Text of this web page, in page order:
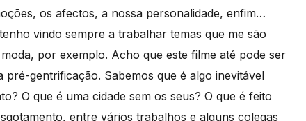
os afectos, a nossa personalidade, enfim…
vindo sempre a trabalhar temas que me são
por exemplo. Acho que este filme até pode ser
gentrificação. Sabemos que é algo inevitável
O que é uma cidade sem os seus? O que é feito
entre vários trabalhos e alguns colegas